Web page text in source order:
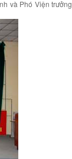
và Phó Viện trưởng